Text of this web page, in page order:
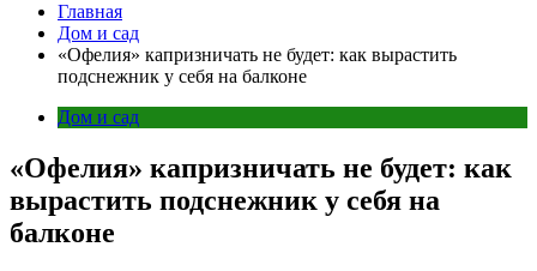
Главная
Дом и сад
«Офелия» капризничать не будет: как вырастить
подснежник у себя на балконе
Дом и сад
«Офелия» капризничать не будет: как
вырастить подснежник у себя на
балконе